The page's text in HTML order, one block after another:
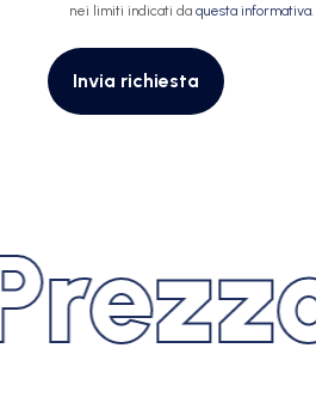
nei limiti indicati da questa informativa